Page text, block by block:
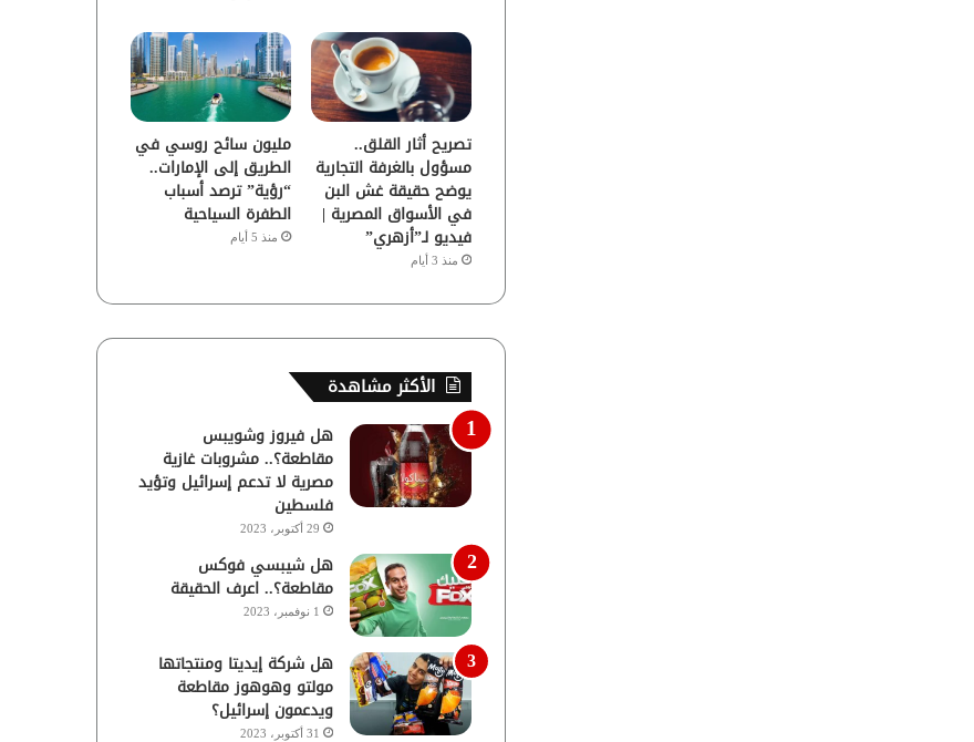
تصريح أثار القلق..
مسؤول بالغرفة التجارية
يوضح حقيقة غش البن
في الأسواق المصرية |
فيديو لـ”أزهري”
منذ 3 أيام
مليون سائح روسي في
الطريق إلى الإمارات..
“رؤية” ترصد أسباب
الطفرة السياحية
منذ 5 أيام
الأكثر مشاهدة
هل فيروز وشويبس
مقاطعة؟.. مشروبات غازية
مصرية لا تدعم إسرائيل وتؤيد
فلسطين
29 أكتوبر، 2023
هل شيبسي فوكس
مقاطعة؟.. اعرف الحقيقة
1 نوفمبر، 2023
هل شركة إيديتا ومنتجاتها
مولتو وهوهوز مقاطعة
ويدعمون إسرائيل؟
31 أكتوبر، 2023